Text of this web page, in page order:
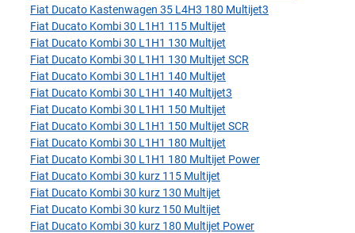
Fiat Ducato Kastenwagen 35 L4H3 180 Multijet3
Fiat Ducato Kombi 30 L1H1 115 Multijet
Fiat Ducato Kombi 30 L1H1 130 Multijet
Fiat Ducato Kombi 30 L1H1 130 Multijet SCR
Fiat Ducato Kombi 30 L1H1 140 Multijet
Fiat Ducato Kombi 30 L1H1 140 Multijet3
Fiat Ducato Kombi 30 L1H1 150 Multijet
Fiat Ducato Kombi 30 L1H1 150 Multijet SCR
Fiat Ducato Kombi 30 L1H1 180 Multijet
Fiat Ducato Kombi 30 L1H1 180 Multijet Power
Fiat Ducato Kombi 30 kurz 115 Multijet
Fiat Ducato Kombi 30 kurz 130 Multijet
Fiat Ducato Kombi 30 kurz 150 Multijet
Fiat Ducato Kombi 30 kurz 180 Multijet Power